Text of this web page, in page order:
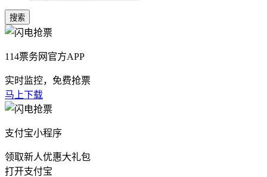
114票务网官方APP
实时监控，免费抢票
马上下载
支付宝小程序
领取新人优惠大礼包
打开支付宝